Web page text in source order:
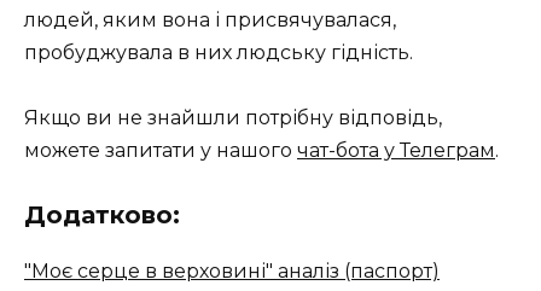
людей, яким вона і присвячувалася,
пробуджувала в них людську гідність.
Якщо ви не знайшли потрібну відповідь,
можете запитати у нашого чат-бота у Телеграм.
Додатково:
"Моє серце в верховині" аналіз (паспорт)